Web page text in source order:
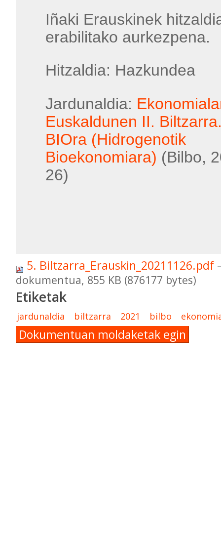
Iñaki Erauskinek
erabilitako aurkezpena.
Hitzaldia: Hazkundea
Jardunaldia:
Euskaldunen II.
BIOra (Hidrogenotik
Bioekonomiara) (Bilbo,
26)
5. Biltzarra_Erauskin_20211126.pdf
dokumentua, 855 KB (876177 bytes)
Etiketak
jardunaldia biltzarra 2021 bilbo
Dokumentuan moldaketak egin